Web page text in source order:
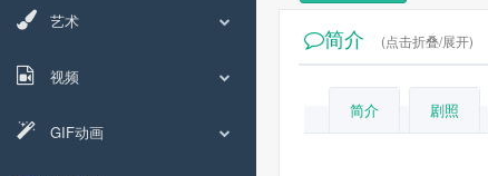
艺术
视频
GIF动画
简介 (点击折叠/展开)
简介 剧照